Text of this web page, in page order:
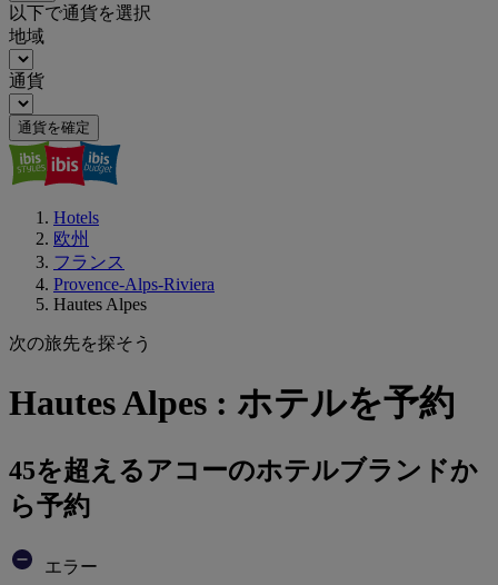
以下で通貨を選択
地域
通貨
通貨を確定
Hotels
欧州
フランス
Provence-Alps-Riviera
Hautes Alpes
次の旅先を探そう
Hautes Alpes : ホテルを予約
45を超えるアコーのホテルブランドか
ら予約
エラー